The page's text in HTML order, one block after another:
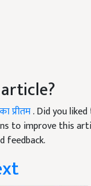
प्रीतम. Did you
to improve this
feedback.